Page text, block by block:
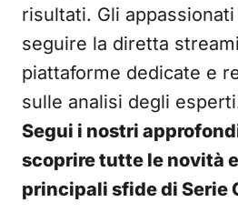
risultati. Gli
seguire la diretta
piattaforme dedicate e
sulle analisi degli
Segui i nostri
scoprire tutte le novità
principali sfide di Serie